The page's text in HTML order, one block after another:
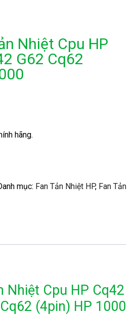
Nhiệt Cpu HP
G62 Cq62
hãng.
mục: Fan Tản Nhiệt HP, Fan Tản
Nhiệt Cpu HP Cq42
(4pin) HP 1000